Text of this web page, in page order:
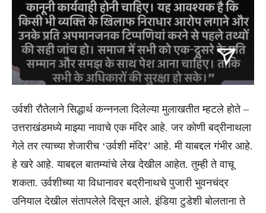
उर्वशी रौतेलाने सिद्धार्थ कन्ननला दिलेल्या मुलाखतीत म्हटले होते –
उत्तराखंडमध्ये माझ्या नावाचे एक मंदिर आहे. जर कोणी बद्रीनाथला
गेले तर त्याच्या शेजारीच ‘उर्वशी मंदिर’ आहे. मी याबद्दल गंभीर आहे.
हे खरे आहे. याबद्दल बातम्यांचे लेख देखील आहेत. तुम्ही ते वाचू
शकता. उर्वशीच्या या विधानावर बद्रीनाथचे पुजारी भुवनचंद्र
उनियाल देखील संतापलेले दिसून आले. इंडिया टुडेशी बोलताना ते